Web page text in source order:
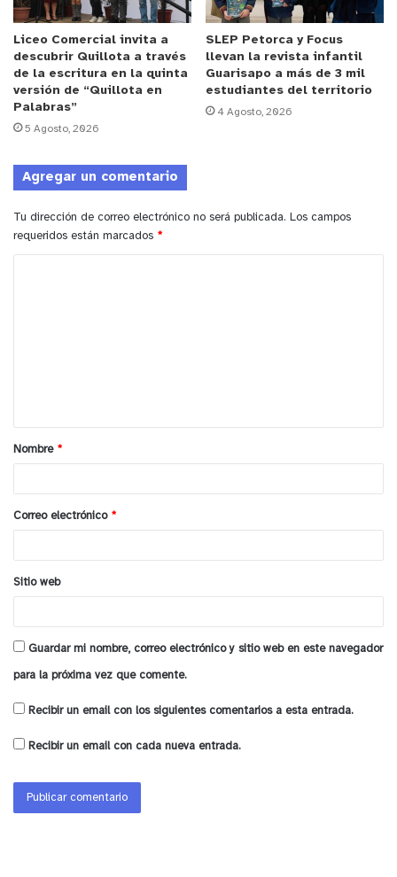
Liceo Comercial invita a
descubrir Quillota a través
de la escritura en la quinta
versión de “Quillota en
Palabras”
5 Agosto, 2026
SLEP Petorca y Focus
llevan la revista infantil
Guarisapo a más de 3 mil
estudiantes del territorio
4 Agosto, 2026
Agregar un comentario
Tu dirección de correo electrónico no será publicada. Los campos
requeridos están marcados *
a
r
*
Nombre *
Correo electrónico *
Sitio web
Guardar mi nombre, correo electrónico y sitio web en este navegador
para la próxima vez que comente.
Recibir un email con los siguientes comentarios a esta entrada.
Recibir un email con cada nueva entrada.